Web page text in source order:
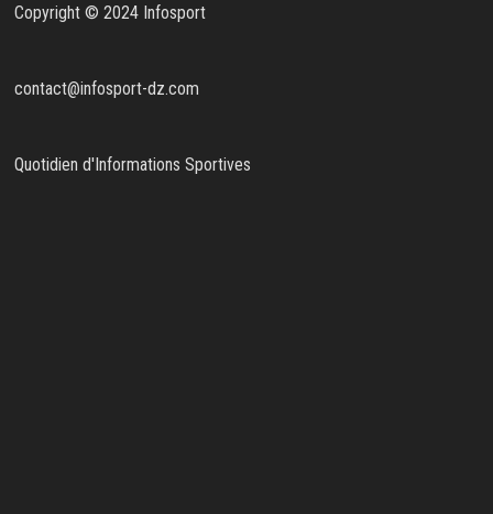
Copyright © 2024 Infosport
contact@infosport-dz.com
Quotidien d'Informations Sportives